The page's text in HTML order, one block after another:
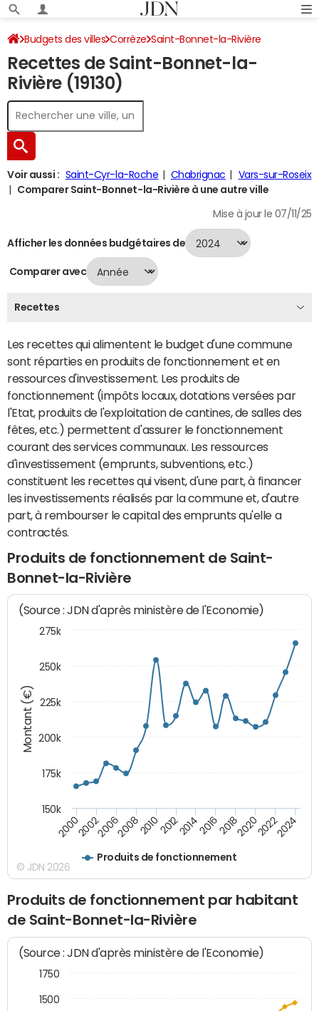
Budgets des villes Corrèze Saint-Bonnet-la-Rivière
Recettes 2024
Recettes de Saint-Bonnet-la-
Rivière (19130)
Voir aussi : Saint-Cyr-la-Roche Chabrignac
Vars-sur-Roseix
Comparer Saint-Bonnet-la-Rivière à une autre ville
Mise à jour le 07/11/25
Afficher les données budgétaires de
Comparer avec
Recettes
Les recettes qui alimentent le budget d'une commune
sont réparties en produits de fonctionnement et en
ressources d'investissement. Les produits de
fonctionnement (impôts locaux, dotations versées par
l'Etat, produits de l'exploitation de cantines, de salles des
fêtes, etc.) permettent d'assurer le fonctionnement
courant des services communaux. Les ressources
d'investissement (emprunts, subventions, etc.)
constituent les recettes qui visent, d'une part, à financer
les investissements réalisés par la commune et, d'autre
part, à rembourser le capital des emprunts qu'elle a
contractés.
Produits de fonctionnement de Saint-
Bonnet-la-Rivière
Montant (€)
(Source : JDN d'après ministère de l'Economie)
Produits de fonctionnement
200020022006200820102012201420162018202020222024
150k
175k
200k
225k
250k
275k
© JDN 2026
Produits de fonctionnement par habitant
de Saint-Bonnet-la-Rivière
(Source : JDN d'après ministère de l'Economie)
1500
1750